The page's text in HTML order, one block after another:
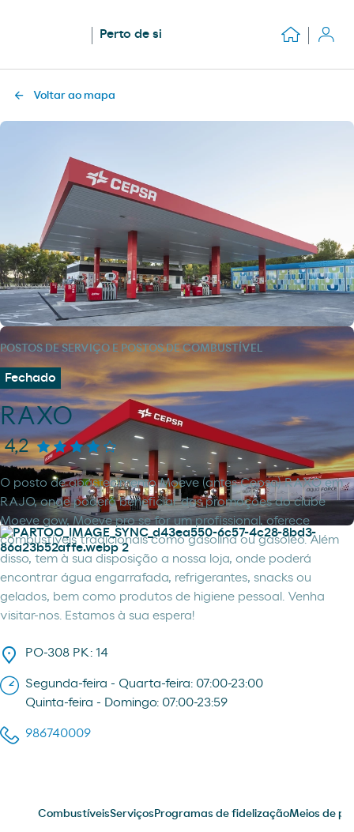
Perto de si
Voltar ao mapa
POSTOS DE SERVIÇO E POSTOS DE COMBUSTÍVEL
Fechado
RAXO
4,2
O posto de abastecimento Moeve (antes Cepsa) RAXO em
RAJO, onde poderá beneficiar das promoções do clube
Moeve gow, Moeve pro se for um profissional, oferece
combustíveis tradicionais como gasolina ou gasóleo. Além
disso, tem à sua disposição a nossa loja, onde poderá
encontrar água engarrafada, refrigerantes, snacks ou
gelados, bem como produtos de higiene pessoal. Venha
visitar-nos. Estamos à sua espera!
PO-308 PK: 14
Segunda-feira - Quarta-feira: 07:00-23:00
Quinta-feira - Domingo: 07:00-23:59
986740009
CombustíveisServiços Programas de fidelizaçãoMeios de